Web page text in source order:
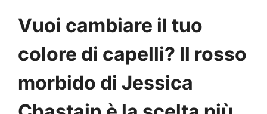
Vuoi cambiare il tuo
colore di capelli? Il rosso
morbido di Jessica